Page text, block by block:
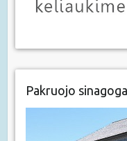
Pakruojo sinagoga